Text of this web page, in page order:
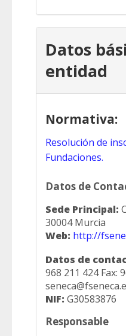
Datos
entidad
Normativa:
Resolución de
Fundaciones.
Datos de
Sede Principal:
30004 Murcia
Web: http://
Datos de
968 211 424 Fax:
NIF: G30583876
Responsable